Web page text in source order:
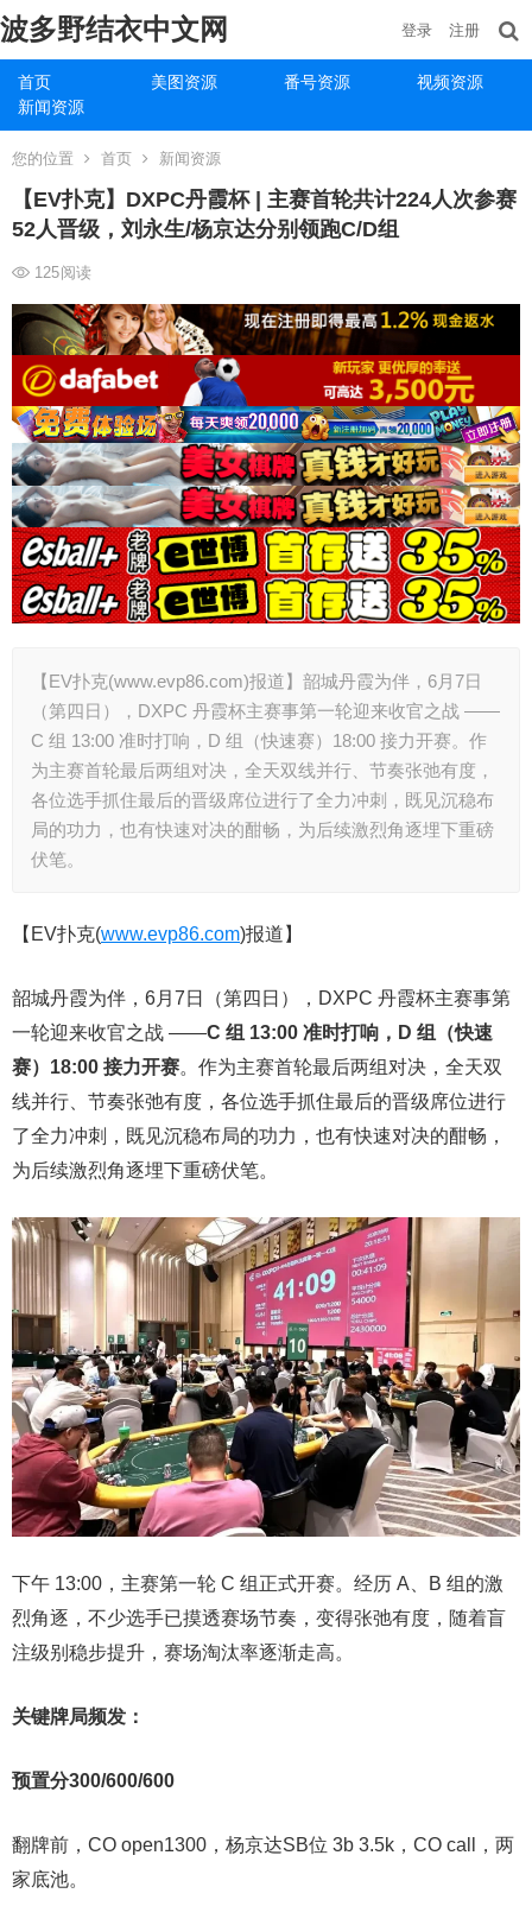
波多野结衣中文网
首页 美图资源 番号资源
视频资源
新闻资源
登录 注册
您的位置 首页 新闻资源
【EV扑克】DXPC丹霞杯 | 主赛首轮共计224人次参赛
52人晋级，刘永生/杨京达分别领跑C/D组
125阅读
【EV扑克(www.evp86.com)报道】韶城丹霞为伴，6月7日
（第四日），DXPC 丹霞杯主赛事第一轮迎来收官之战 ——
C 组 13:00 准时打响，D 组（快速赛）18:00 接力开赛。作
为主赛首轮最后两组对决，全天双线并行、节奏张弛有度，
各位选手抓住最后的晋级席位进行了全力冲刺，既见沉稳布
局的功力，也有快速对决的酣畅，为后续激烈角逐埋下重磅
伏笔。
【EV扑克(www.evp86.com)报道】
韶城丹霞为伴，6月7日（第四日），DXPC 丹霞杯主赛事第
一轮迎来收官之战 ——C 组 13:00 准时打响，D 组（快速
赛）18:00 接力开赛。作为主赛首轮最后两组对决，全天双
线并行、节奏张弛有度，各位选手抓住最后的晋级席位进行
了全力冲刺，既见沉稳布局的功力，也有快速对决的酣畅，
为后续激烈角逐埋下重磅伏笔。
下午 13:00，主赛第一轮 C 组正式开赛。经历 A、B 组的激
烈角逐，不少选手已摸透赛场节奏，变得张弛有度，随着盲
注级别稳步提升，赛场淘汰率逐渐走高。
关键牌局频发：
预置分300/600/600
翻牌前，CO open1300，杨京达SB位 3b 3.5k，CO call，两
家底池。